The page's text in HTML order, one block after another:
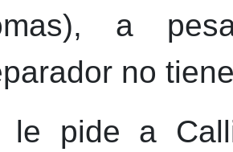
a
no
le pide a